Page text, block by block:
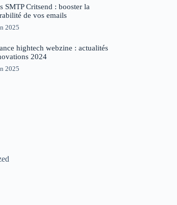
SMTP Critsend : booster la
de vos emails
2025
hightech webzine : actualités
2024
2025